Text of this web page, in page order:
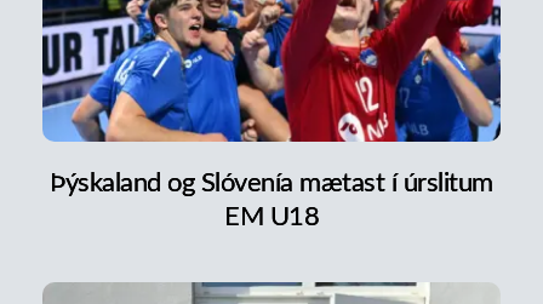
Þýskaland og Slóvenía mætast í úrslitum
EM U18